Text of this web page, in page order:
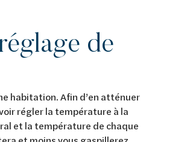
de
habitation. Afin d’en atténuer
régler la température à la
et la température de chaque